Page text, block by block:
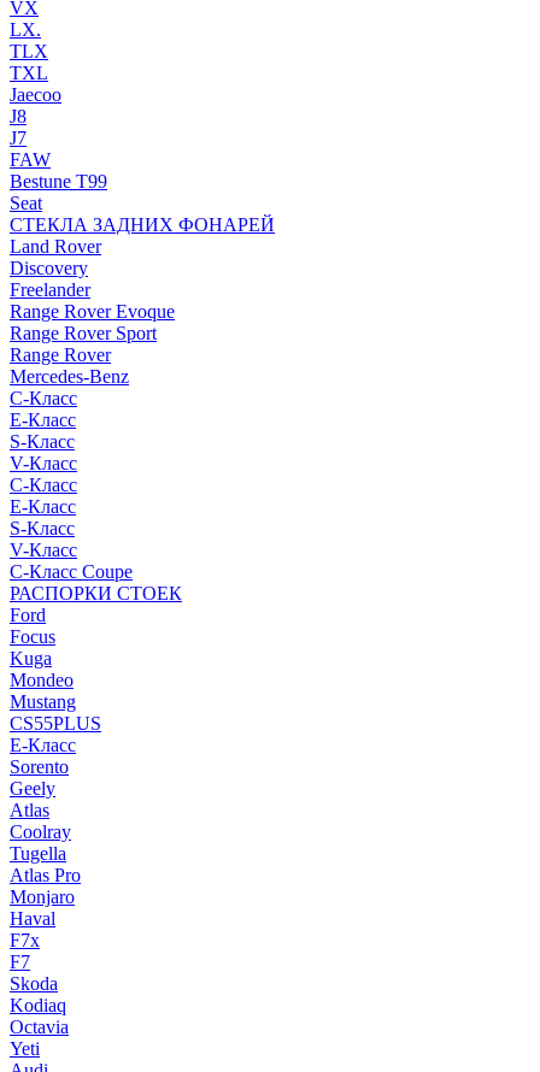
VX
LX.
TLX
TXL
Jaecoo
J8
J7
FAW
Bestune T99
Seat
СТЕКЛА ЗАДНИХ ФОНАРЕЙ
Land Rover
Discovery
Freelander
Range Rover Evoque
Range Rover Sport
Range Rover
Mercedes-Benz
C-Класс
E-Класс
S-Класс
V-Класс
C-Класс
E-Класс
S-Класс
V-Класс
C-Класс Coupe
РАСПОРКИ СТОЕК
Ford
Focus
Kuga
Mondeo
Mustang
CS55PLUS
E-Класс
Sorento
Geely
Atlas
Coolray
Tugella
Atlas Pro
Monjaro
Haval
F7x
F7
Skoda
Kodiaq
Octavia
Yeti